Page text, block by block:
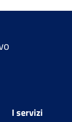
I servizi